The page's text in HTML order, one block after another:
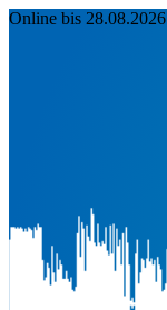
Online bis 28.08.2026